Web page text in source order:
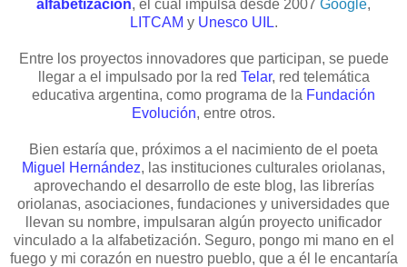
alfabetización, el cual impulsa desde 2007 Google,
LITCAM y Unesco UIL.
Entre los proyectos innovadores que participan, se puede
llegar a el impulsado por la red Telar, red telemática
educativa argentina, como programa de la Fundación
Evolución, entre otros.
Bien estaría que, próximos a el nacimiento de el poeta
Miguel Hernández, las instituciones culturales oriolanas,
aprovechando el desarrollo de este blog, las librerías
oriolanas, asociaciones, fundaciones y universidades que
llevan su nombre, impulsaran algún proyecto unificador
vinculado a la alfabetización. Seguro, pongo mi mano en el
fuego y mi corazón en nuestro pueblo, que a él le encantaría